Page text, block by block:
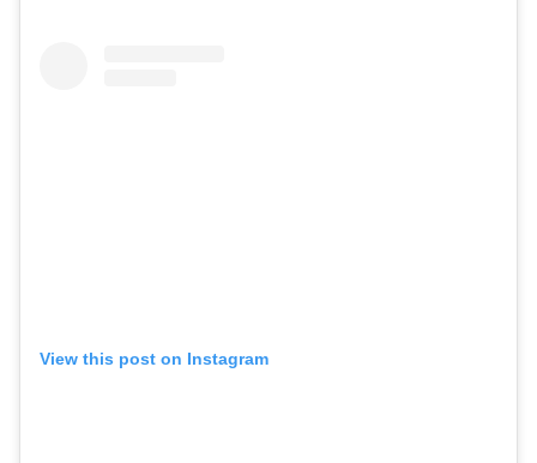
View this post on Instagram